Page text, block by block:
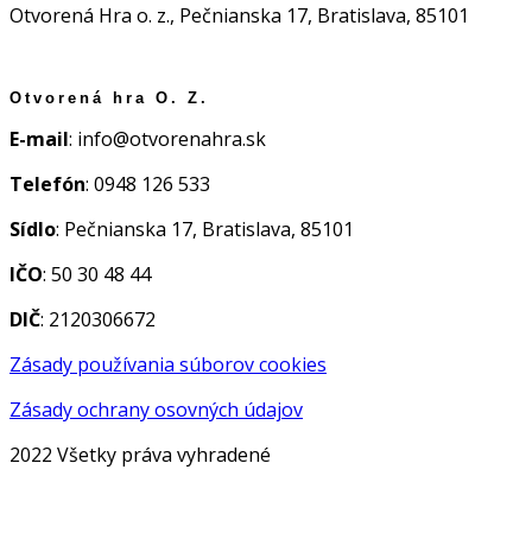
Otvorená Hra o. z., Pečnianska 17, Bratislava, 85101
Otvorená hra O. Z.
E-mail: info@otvorenahra.sk
Telefón: 0948 126 533
Sídlo: Pečnianska 17, Bratislava, 85101
IČO: 50 30 48 44
DIČ: 2120306672
Zásady používania súborov cookies
Zásady ochrany osovných údajov
2022 Všetky práva vyhradené